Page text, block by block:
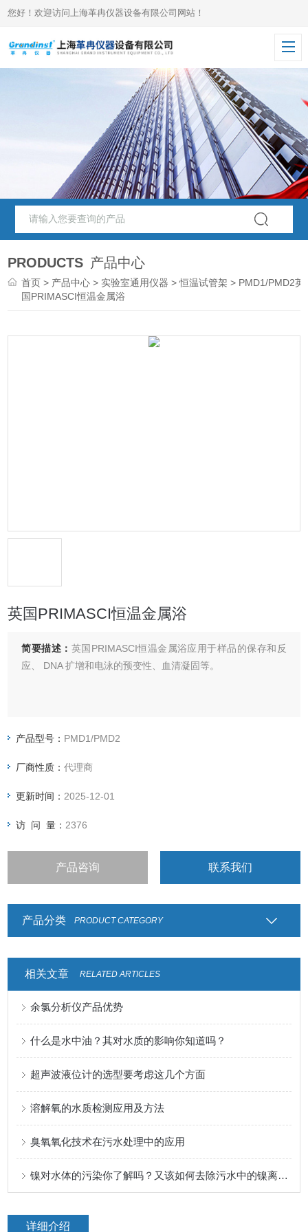
您好！欢迎访问上海革冉仪器设备有限公司网站！
PRODUCTS 产品中心
首页 > 产品中心 > 实验室通用仪器 >恒温试管架 > PMD1/PMD2英
国PRIMASCI恒温金属浴
英国PRIMASCI恒温金属浴
简要描述： 英国PRIMASCI恒温金属浴应用于样品的保存和反
应、 DNA 扩增和电泳的预变性、血清凝固等。
产品型号： PMD1/PMD2
厂商性质：代理商
更新时间： 2025-12-01
访 问 量： 2376
产品咨询 联系我们
产品分类 PRODUCT CATEGORY
相关文章 RELATED ARTICLES
余氯分析仪产品优势
什么是水中油？其对水质的影响你知道吗？
超声波液位计的选型要考虑这几个方面
溶解氧的水质检测应用及方法
臭氧氧化技术在污水处理中的应用
镍对水体的污染你了解吗？又该如何去除污水中的镍离子呢？
详细介绍